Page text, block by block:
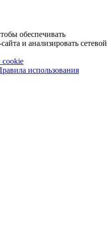
обеспечивать
и анализировать сетевой
cookie
использования